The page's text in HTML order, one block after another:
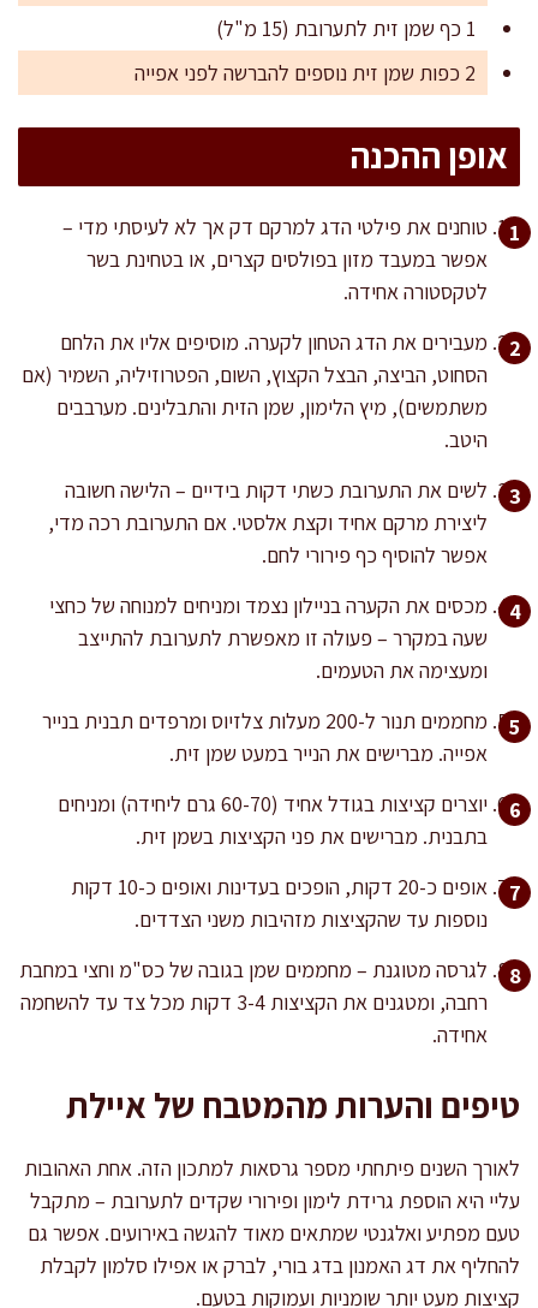
1 כף שמן זית לתערובת (15 מ"ל)
2 כפות שמן זית נוספים להברשה לפני אפייה
אופן ההכנה
טוחנים את פילטי הדג למרקם דק אך לא לעיסתי מדי –
אפשר במעבד מזון בפולסים קצרים, או בטחינת בשר
לטקסטורה אחידה.
מעבירים את הדג הטחון לקערה. מוסיפים אליו את הלחם
הסחוט, הביצה, הבצל הקצוץ, השום, הפטרוזיליה, השמיר (אם
משתמשים), מיץ הלימון, שמן הזית והתבלינים. מערבבים
היטב.
לשים את התערובת כשתי דקות בידיים – הלישה חשובה
ליצירת מרקם אחיד וקצת אלסטי. אם התערובת רכה מדי,
אפשר להוסיף כף פירורי לחם.
מכסים את הקערה בניילון נצמד ומניחים למנוחה של כחצי
שעה במקרר – פעולה זו מאפשרת לתערובת להתייצב
ומעצימה את הטעמים.
מחממים תנור ל-200 מעלות צלזיוס ומרפדים תבנית בנייר
אפייה. מברישים את הנייר במעט שמן זית.
יוצרים קציצות בגודל אחיד (60-70 גרם ליחידה) ומניחים
בתבנית. מברישים את פני הקציצות בשמן זית.
אופים כ-20 דקות, הופכים בעדינות ואופים כ-10 דקות
נוספות עד שהקציצות מזהיבות משני הצדדים.
לגרסה מטוגנת – מחממים שמן בגובה של כס"מ וחצי במחבת
רחבה, ומטגנים את הקציצות 3-4 דקות מכל צד עד להשחמה
אחידה.
טיפים והערות מהמטבח של איילת
לאורך השנים פיתחתי מספר גרסאות למתכון הזה. אחת האהובות
עליי היא הוספת גרידת לימון ופירורי שקדים לתערובת – מתקבל
טעם מפתיע ואלגנטי שמתאים מאוד להגשה באירועים. אפשר גם
להחליף את דג האמנון בדג בורי, לברק או אפילו סלמון לקבלת
קציצות מעט יותר שומניות ועמוקות בטעם.